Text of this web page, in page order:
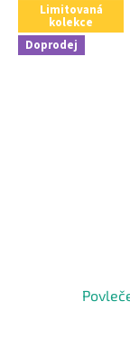
Limitovaná
kolekce
Doprodej